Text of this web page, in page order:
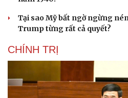
Tại sao Mỹ bất ngờ ngừng
Trump từng rất cả quyết?
CHÍNH TRỊ